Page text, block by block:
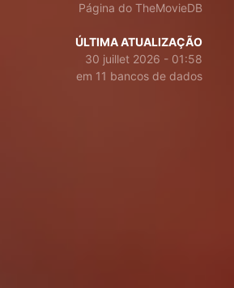
Página do TheMovieDB
ÚLTIMA ATUALIZAÇÃO
30 juillet 2026 - 01:58
em 11 bancos de dados